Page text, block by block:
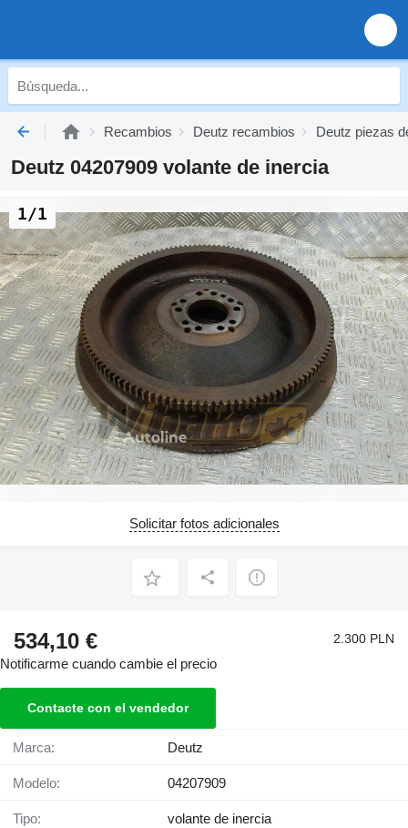
Recambios Deutz recambios Deutz piezas
Deutz 04207909 volante de inercia
1/1
Solicitar fotos adicionales
534,10 € 2.300 PLN
Notificarme cuando cambie el precio
Contacte con el vendedor
Marca: Deutz
Modelo: 04207909
Tipo: volante de inercia